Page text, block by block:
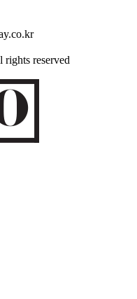
rights reserved